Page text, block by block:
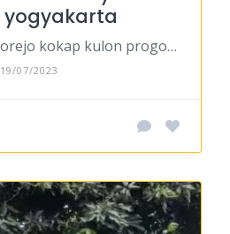
yogyakarta
ngulakan hargorejo kokap kulon progo yogyakarta
07/2023